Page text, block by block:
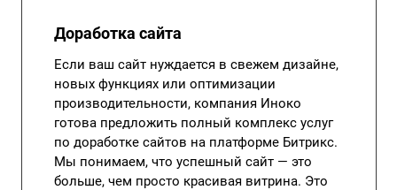
Доработка сайта
Если ваш сайт нуждается в свежем дизайне,
новых функциях или оптимизации
производительности, компания Иноко
готова предложить полный комплекс услуг
по доработке сайтов на платформе Битрикс.
Мы понимаем, что успешный сайт — это
больше, чем просто красивая витрина. Это